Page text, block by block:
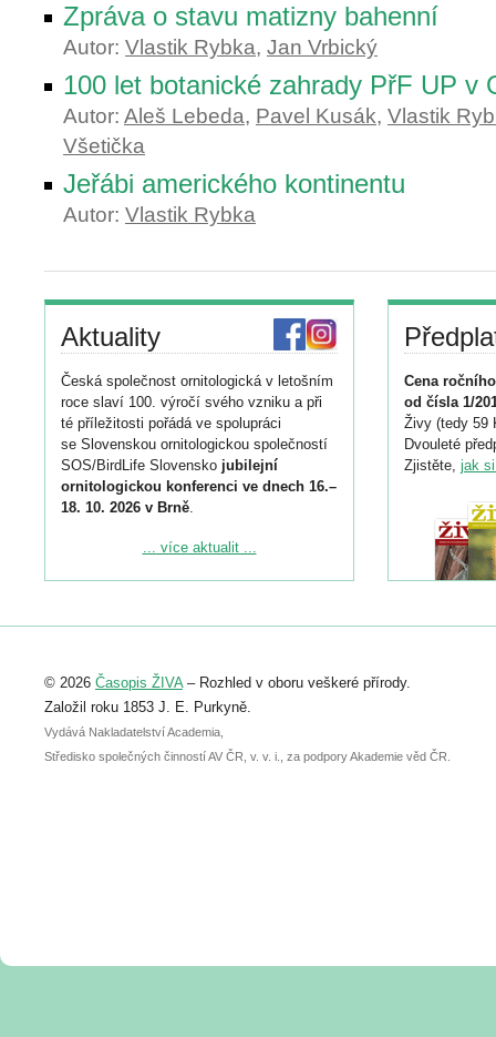
Zpráva o stavu matizny bahenní
Autor: Vlastik Rybka, Jan Vrbický
100 let botanické zahrady PřF UP v
Autor: Aleš Lebeda, Pavel Kusák, Vlastik
Všetička
Jeřábi amerického kontinentu
Autor: Vlastik Rybka
Aktuality
Česká společnost ornitologická v letošním
roce slaví 100. výročí svého vzniku a při
té příležitosti pořádá ve spolupráci
se Slovenskou ornitologickou společností
SOS/BirdLife Slovensko jubilejní
ornitologickou konferenci ve dnech 16.–
18. 10. 2026 v Brně.
Podrobnější informace ke konferenci
Registrovat se můžete do 6. září.
abstraktu přihlášené přednášky nebo
posteru je už 30. června.
... více aktualit ...
Cena
od čísla 1/
Živy (tedy 59
Dvouleté
Zjistěte, jak
© 2026 Časopis ŽIVA– Rozhled v oboru veškeré přírody.
Založil roku 1853 J. E. Purkyně.
Vydává Nakladatelství Academia,
Středisko společných činností AV ČR, v. v. i., za podpory Akademie věd ČR.